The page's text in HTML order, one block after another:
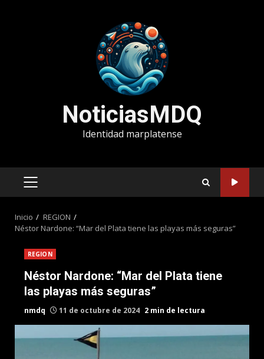
NoticiasMDQ
Identidad marplatense
MENÚ
Inicio
REGION
Néstor Nardone: “Mar del Plata tiene las playas más seguras”
REGION
Néstor Nardone: “Mar del Plata tiene
las playas más seguras”
nmdq 11 de octubre de 2024 2 min de lectura